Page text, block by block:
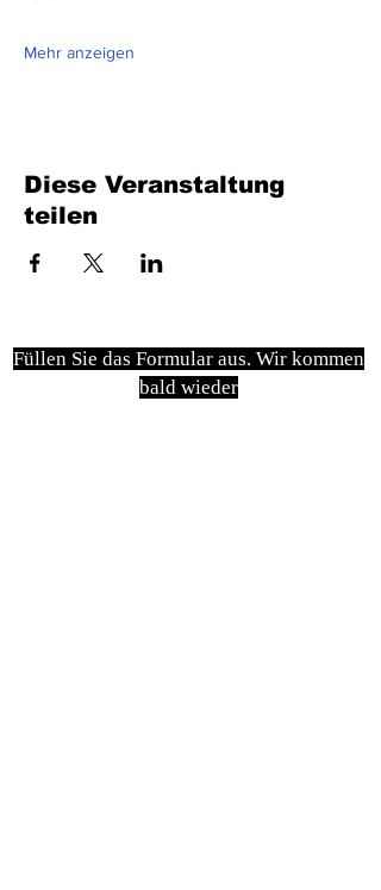
Mehr anzeigen
Diese Veranstaltung
teilen
Füllen Sie das Formular aus. Wir kommen
bald wieder